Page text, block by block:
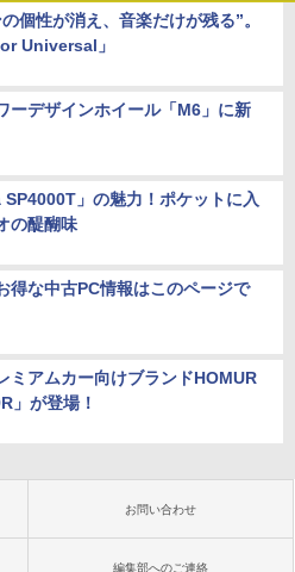
個性が消え、音楽だけが残る”。
Universal」
ーデザインホイール「M6」に新
SP4000T」の魅力！ポケットに入
の醍醐味
得な中古PC情報はこのページで
ミアムカー向けブランドHOMUR
」が登場！
お問い合わせ
編集部へのご連絡